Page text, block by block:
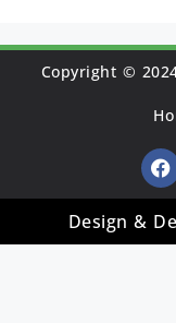
Copyright ©
Design &